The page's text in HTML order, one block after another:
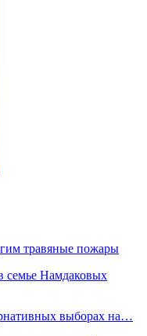
травяные пожары
семье Намдаковых
выборах на…